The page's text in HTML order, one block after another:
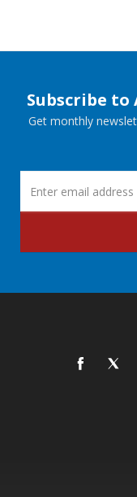
Subscribe to
Get monthly